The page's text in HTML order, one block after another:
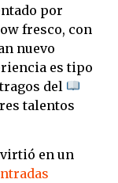
por
fresco, con
nuevo
es tipo
del
talentos
en un